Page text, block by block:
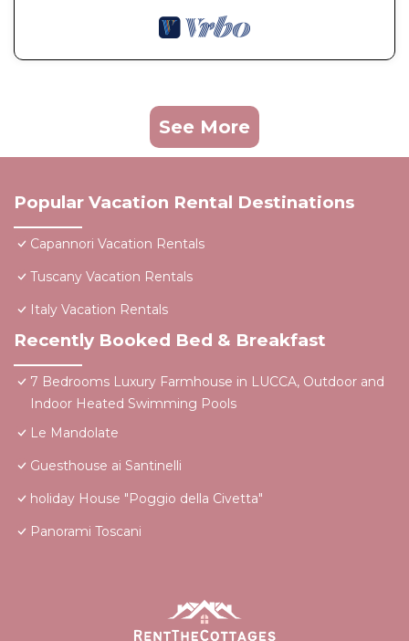
See More
Popular Vacation Rental Destinations
Capannori Vacation Rentals
Tuscany Vacation Rentals
Italy Vacation Rentals
Recently Booked Bed & Breakfast
7 Bedrooms Luxury Farmhouse in LUCCA, Outdoor and
Indoor Heated Swimming Pools
Le Mandolate
Guesthouse ai Santinelli
holiday House "Poggio della Civetta"
Panorami Toscani